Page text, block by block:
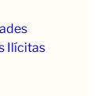
Ilícitas